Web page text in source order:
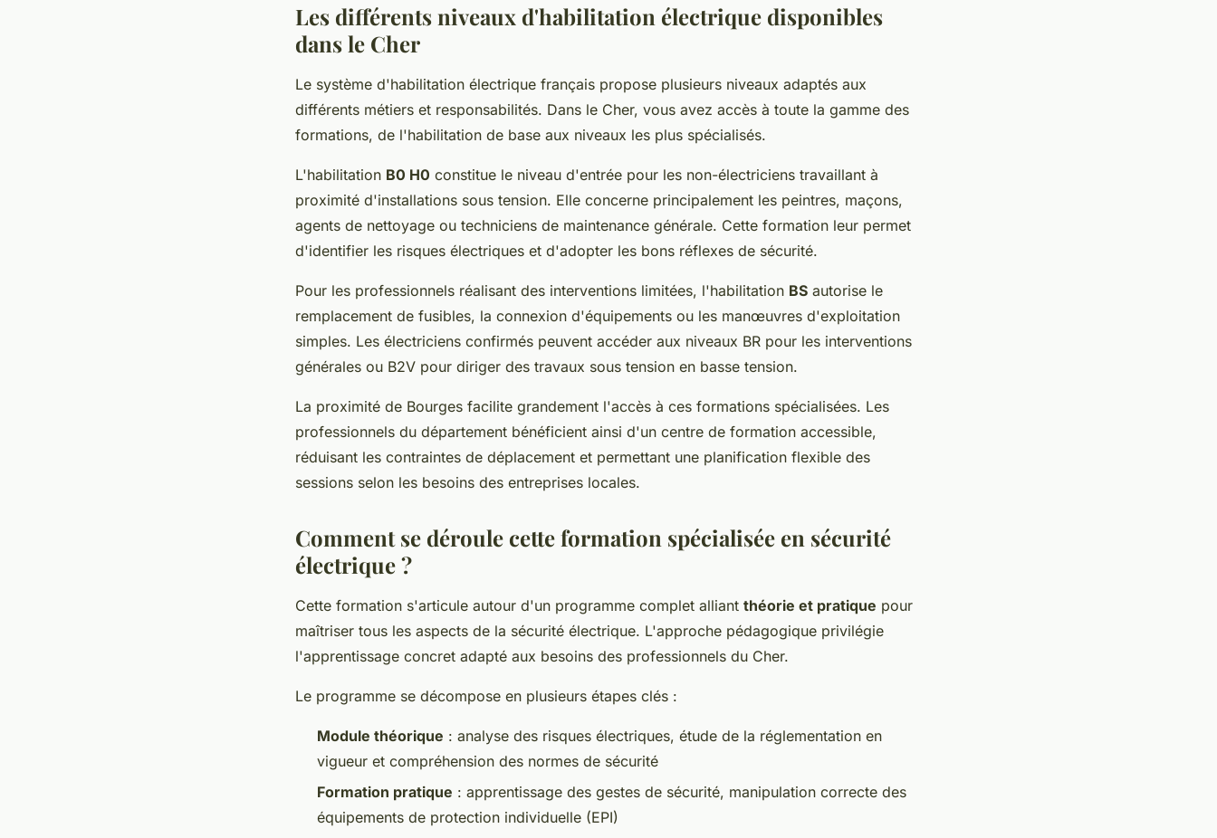
Les différents niveaux d'habilitation électrique disponibles
dans le Cher
Le système d'habilitation électrique français propose plusieurs niveaux adaptés aux
différents métiers et responsabilités. Dans le Cher, vous avez accès à toute la gamme des
formations, de l'habilitation de base aux niveaux les plus spécialisés.
L'habilitation B0 H0 constitue le niveau d'entrée pour les non-électriciens travaillant à
proximité d'installations sous tension. Elle concerne principalement les peintres, maçons,
agents de nettoyage ou techniciens de maintenance générale. Cette formation leur permet
d'identifier les risques électriques et d'adopter les bons réflexes de sécurité.
Pour les professionnels réalisant des interventions limitées, l'habilitation BS autorise le
remplacement de fusibles, la connexion d'équipements ou les manœuvres d'exploitation
simples. Les électriciens confirmés peuvent accéder aux niveaux BR pour les interventions
générales ou B2V pour diriger des travaux sous tension en basse tension.
La proximité de Bourges facilite grandement l'accès à ces formations spécialisées. Les
professionnels du département bénéficient ainsi d'un centre de formation accessible,
réduisant les contraintes de déplacement et permettant une planification flexible des
sessions selon les besoins des entreprises locales.
Comment se déroule cette formation spécialisée en sécurité
électrique ?
Cette formation s'articule autour d'un programme complet alliant théorie et pratique pour
maîtriser tous les aspects de la sécurité électrique. L'approche pédagogique privilégie
l'apprentissage concret adapté aux besoins des professionnels du Cher.
Le programme se décompose en plusieurs étapes clés :
Module théorique : analyse des risques électriques, étude de la réglementation en
vigueur et compréhension des normes de sécurité
Formation pratique : apprentissage des gestes de sécurité, manipulation correcte des
équipements de protection individuelle (EPI)